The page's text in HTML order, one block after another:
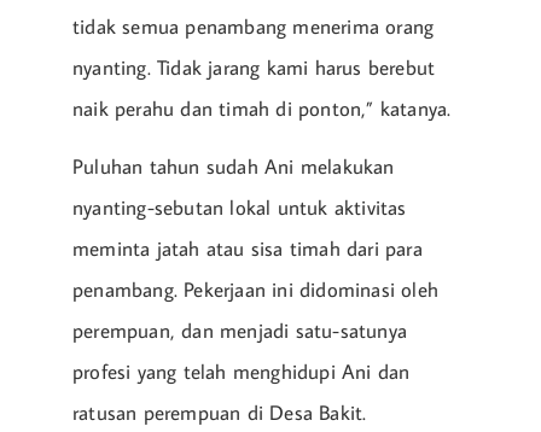
tidak semua penambang menerima orang
nyanting. Tidak jarang kami harus berebut
naik perahu dan timah di ponton,” katanya.
Puluhan tahun sudah Ani melakukan
nyanting-sebutan lokal untuk aktivitas
meminta jatah atau sisa timah dari para
penambang. Pekerjaan ini didominasi oleh
perempuan, dan menjadi satu-satunya
profesi yang telah menghidupi Ani dan
ratusan perempuan di Desa Bakit.